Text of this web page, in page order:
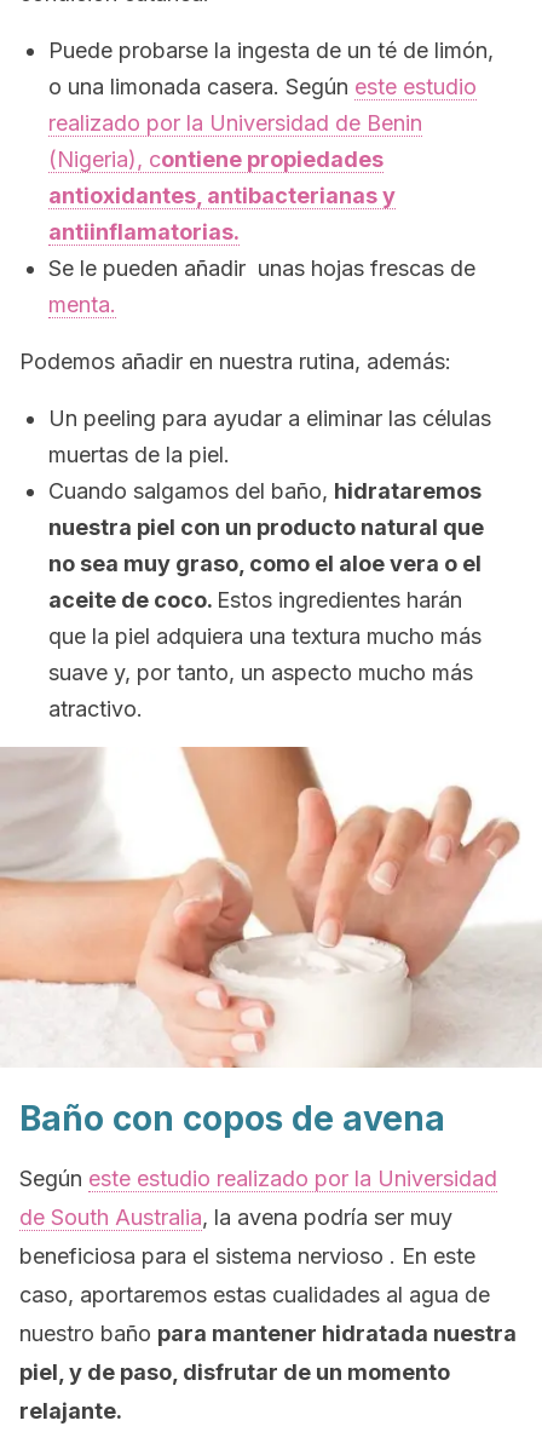
Puede probarse la ingesta de un té de limón,
o una limonada casera. Según este estudio
realizado por la Universidad de Benin
(Nigeria), contiene propiedades
antioxidantes, antibacterianas y
antiinflamatorias.
Se le pueden añadir unas hojas frescas de
menta.
Podemos añadir en nuestra rutina, además:
Un peeling para ayudar a eliminar las células
muertas de la piel.
Cuando salgamos del baño, hidrataremos
nuestra piel con un producto natural que
no sea muy graso, como el aloe vera o el
aceite de coco. Estos ingredientes harán
que la piel adquiera una textura mucho más
suave y, por tanto, un aspecto mucho más
atractivo.
Baño con copos de avena
Según este estudio realizado por la Universidad
de South Australia, la avena podría ser muy
beneficiosa para el sistema nervioso . En este
caso, aportaremos estas cualidades al agua de
nuestro baño para mantener hidratada nuestra
piel, y de paso, disfrutar de un momento
relajante.